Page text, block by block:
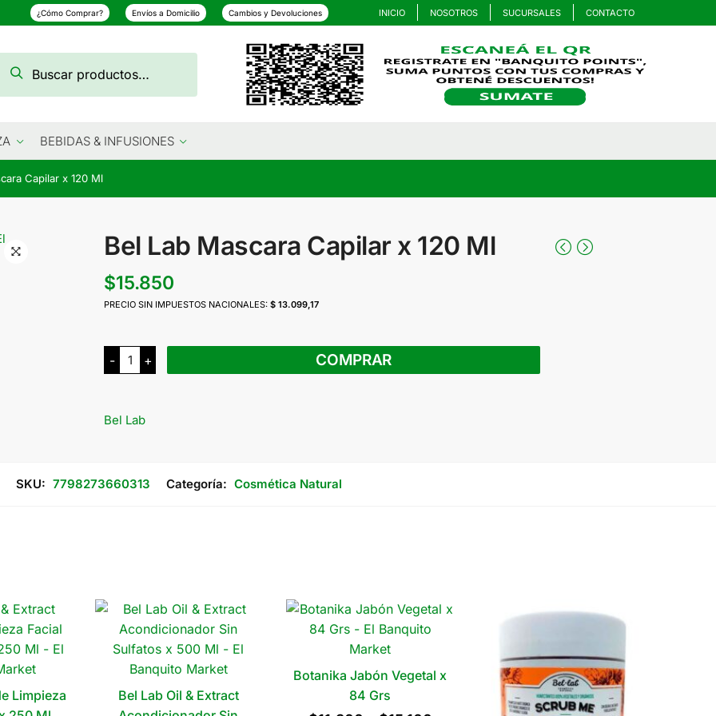
¿Cómo Comprar? Envíos a Domicilio Cambios y Devoluciones INICIO NOSOTROS SUCURSALES CONTACTO
por:
Buscar
BEBIDAS & INFUSIONES
Capilar x 120 Ml
Bel Lab Mascara Capilar x 120 Ml
$15.850
PRECIO SIN IMPUESTOS NACIONALES:$ 13.099,17
-
Bel
Lab
Mascara
Ml
+ COMPRAR
Bel Lab
SKU: 7798273660313 Categoría: Cosmética Natural
Limpieza
Bel Lab Oil & Extract
Botanika Jabón Vegetal x
84 Grs